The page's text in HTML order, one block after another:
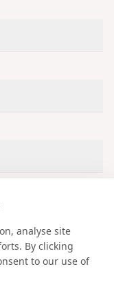
analyse site
By clicking
to our use of
Open Trading